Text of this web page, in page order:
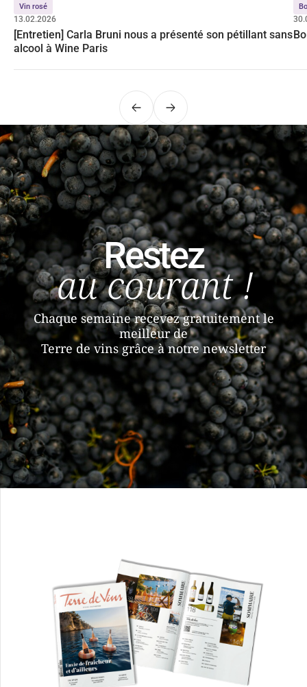
Vin rosé
13.02.2026
[Entretien] Carla Bruni nous a présenté son pétillant sans
alcool à Wine Paris
PrécédentSuivant
Restez
au courant !
Chaque semaine recevez gratuitement le
meilleur de
Terre de vins grâce à notre newsletter